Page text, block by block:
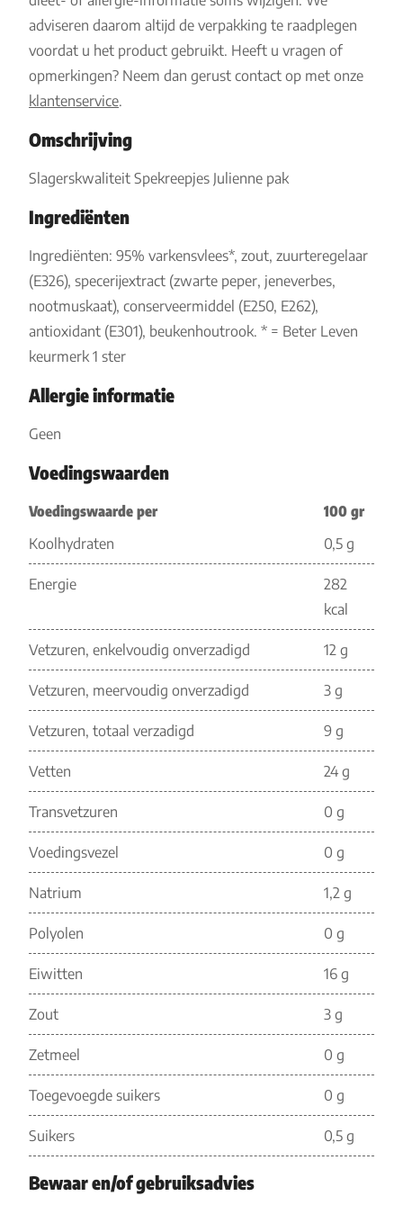
adviseren daarom altijd de verpakking te raadplegen
voordat u het product gebruikt. Heeft u vragen of
opmerkingen? Neem dan gerust contact op met onze
klantenservice.
Omschrijving
Slagerskwaliteit Spekreepjes Julienne pak
Ingrediënten
Ingrediënten: 95% varkensvlees*, zout, zuurteregelaar
(E326), specerijextract (zwarte peper, jeneverbes,
nootmuskaat), conserveermiddel (E250, E262),
antioxidant (E301), beukenhoutrook. * = Beter Leven
keurmerk 1 ster
Allergie informatie
Geen
Voedingswaarden
Voedingswaarde per
100 gr
Koolhydraten
0,5 g
Energie
282
kcal
Vetzuren, enkelvoudig onverzadigd 12 g
Vetzuren, meervoudig onverzadigd 3 g
Vetzuren, totaal verzadigd 9 g
Vetten 24 g
Transvetzuren 0 g
Voedingsvezel 0 g
Natrium 1,2 g
Polyolen 0 g
Eiwitten 16 g
Zout 3 g
Zetmeel 0 g
Toegevoegde suikers 0 g
Suikers 0,5 g
Bewaar en/of gebruiksadvies